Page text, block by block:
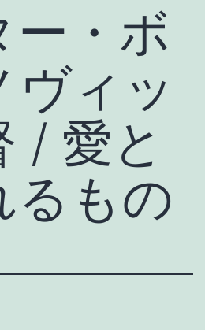
ー・ボ
ヴィッ
/ 愛と
るもの